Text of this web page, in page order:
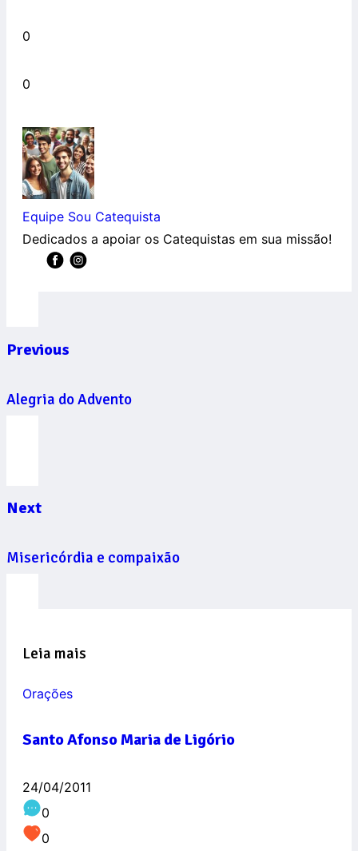
0
0
Equipe Sou Catequista
Dedicados a apoiar os Catequistas em sua missão!
Previous
Alegria do Advento
Next
Misericórdia e compaixão
Leia mais
Orações
Santo Afonso Maria de Ligório
24/04/2011
0
0